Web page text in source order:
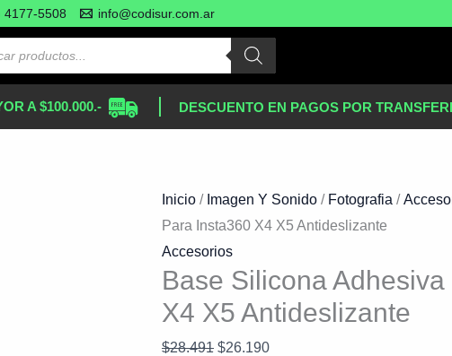
4177-5508 info@codisur.com.ar
A $100.000.- DESCUENTO EN PAGOS POR
Inicio / Imagen Y Sonido / Fotografia /
Para Insta360 X4 X5 Antideslizante
Accesorios
Base Silicona
X4 X5 Antideslizante
$28.491
precio
original
$28.491.
$26.190
precio
$26.190.
Base
Silicona
Insta360
Antideslizante
cantidad